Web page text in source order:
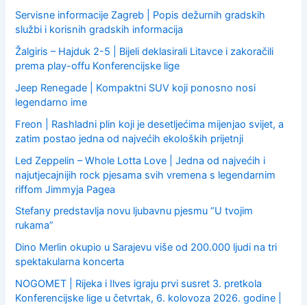
Servisne informacije Zagreb | Popis dežurnih gradskih
službi i korisnih gradskih informacija
Žalgiris – Hajduk 2-5 | Bijeli deklasirali Litavce i zakoračili
prema play-offu Konferencijske lige
Jeep Renegade | Kompaktni SUV koji ponosno nosi
legendarno ime
Freon | Rashladni plin koji je desetljećima mijenjao svijet, a
zatim postao jedna od najvećih ekoloških prijetnji
Led Zeppelin – Whole Lotta Love | Jedna od najvećih i
najutjecajnijih rock pjesama svih vremena s legendarnim
riffom Jimmyja Pagea
Stefany predstavlja novu ljubavnu pjesmu “U tvojim
rukama”
Dino Merlin okupio u Sarajevu više od 200.000 ljudi na tri
spektakularna koncerta
NOGOMET | Rijeka i Ilves igraju prvi susret 3. pretkola
Konferencijske lige u četvrtak, 6. kolovoza 2026. godine |